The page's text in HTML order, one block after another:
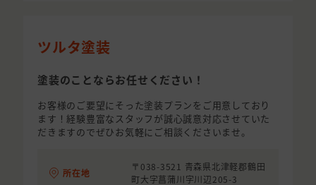
ツルタ塗装
塗装のことならお任せください！
お客様のご要望にそった塗装プランをご用意しており
ます！経験豊富なスタッフが誠心誠意対応させていた
だきますのでぜひお気軽にご相談くださいませ。
所在地
〒038-3521 青森県北津軽郡鶴田
町大字菖蒲川字川辺205-3